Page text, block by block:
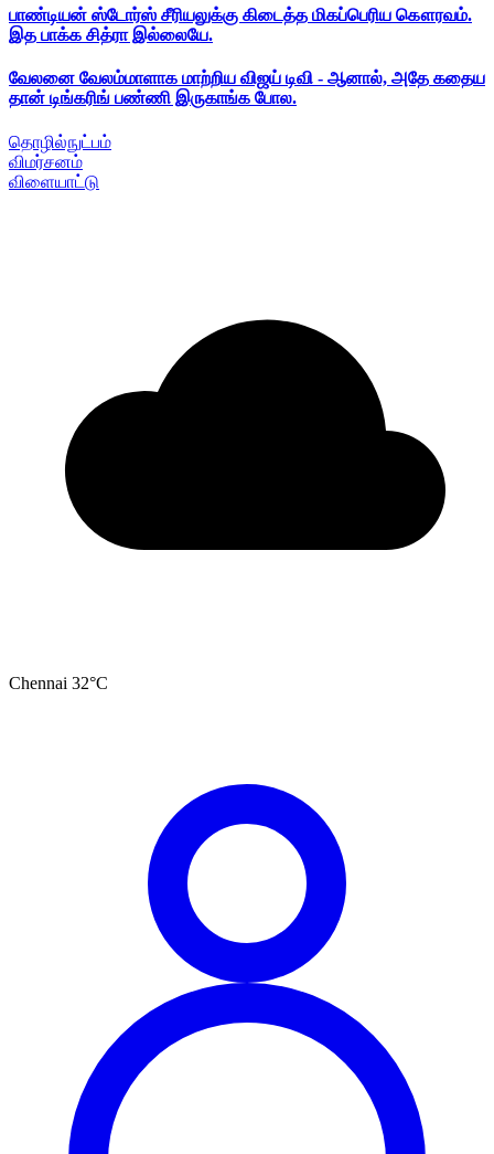
பாண்டியன் ஸ்டோர்ஸ் சீரியலுக்கு கிடைத்த மிகப்பெரிய கௌரவம்.
இத பாக்க சித்ரா இல்லையே.
வேலனை வேலம்மாளாக மாற்றிய விஜய் டிவி - ஆனால், அதே கதைய
தான் டிங்கரிங் பண்ணி இருகாங்க போல.
தொழில்நுட்பம்
விமர்சனம்
விளையாட்டு
Chennai 32°C